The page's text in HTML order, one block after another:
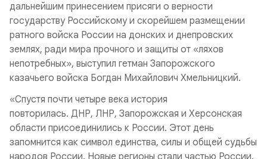
дальнейшим принесением присяги о верности
государству Российскому и скорейшем размещении
ратного войска России на донских и днепровских
землях, ради мира прочного и защиты от «ляхов
непотребных», выступил гетман Запорожского
казачьего войска Богдан Михайлович Хмельницкий.
«Спустя почти четыре века история
повторилась. ДНР, ЛНР, Запорожская и Херсонская
области присоединились к России. Этот день
запомнится как символ единства, силы и общей судьбы
народов России. Новые регионы стали частью России,